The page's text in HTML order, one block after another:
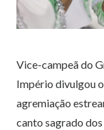
Vice-campeã do
Império divulgou
agremiação
canto sagrado